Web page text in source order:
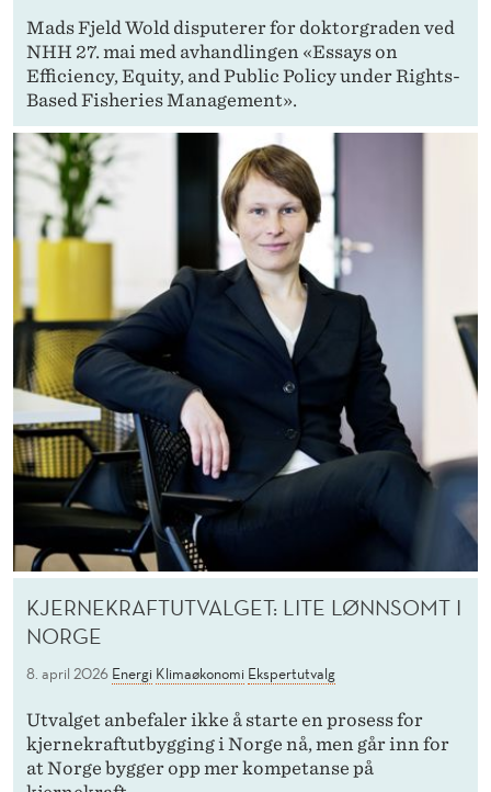
Mads Fjeld Wold disputerer for doktorgraden ved
NHH 27. mai med avhandlingen «Essays on
Efficiency, Equity, and Public Policy under Rights-
Based Fisheries Management».
KJERNEKRAFTUTVALGET: LITE LØNNSOMT I
NORGE
8. april 2026 Energi Klimaøkonomi Ekspertutvalg
Utvalget anbefaler ikke å starte en prosess for
kjernekraftutbygging i Norge nå, men går inn for
at Norge bygger opp mer kompetanse på